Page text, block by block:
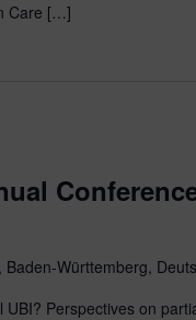
Care […]
Württemberg,
Perspectives on